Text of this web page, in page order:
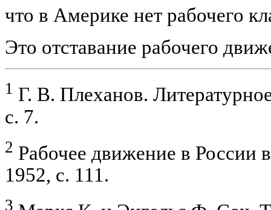
что в Америке нет рабочего
Это отставание рабочего
1 Г. В. Плеханов.
с. 7.
2 Рабочее движение в
1952, с. 111.
3